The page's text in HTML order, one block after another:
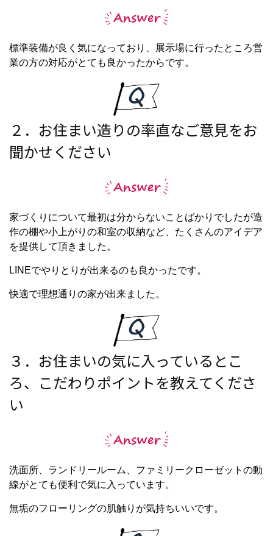
標準装備が良く気になっており、展示場に行ったところ営
業の方の対応がとても良かったからです。
２．お住まい造りの率直なご意見をお
聞かせください
家づくりについて最初は分からないことばかりでしたが造
作の棚や小上がりの和室の収納など、たくさんのアイデア
を提供して頂きました。
LINEでやりとりが出来るのも良かったです。
快適で理想通りの家が出来ました。
３．お住まいの気に入っているとこ
ろ、こだわりポイントを教えてくださ
い
洗面所、ランドリールーム、ファミリークローゼットの動
線がとても便利で気に入っています。
無垢のフローリングの肌触りが気持ちいいです。